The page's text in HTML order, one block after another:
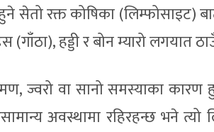
हुने सेतो रक्त कोषिका
हड्डी र बोन म्यारो लगयात
ज्वरो वा सानो समस्याका कारण
अवस्थामा रहिरहन्छ भने त्यो